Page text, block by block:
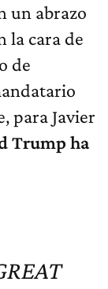
un abrazo
la cara de
de
para Javier
Trump ha